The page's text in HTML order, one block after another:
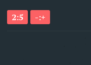
2:5 -:+